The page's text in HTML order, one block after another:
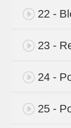
22 -
23 -
24 -
25 -